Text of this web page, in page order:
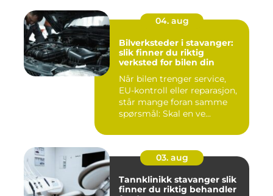
04. aug
Bilverksteder i stavanger:
slik finner du riktig
verksted for bilen din
Når bilen trenger service,
EU-kontroll eller reparasjon,
står mange foran samme
spørsmål: Skal en ve...
03. aug
Tannklinikk stavanger slik
finner du riktig behandler